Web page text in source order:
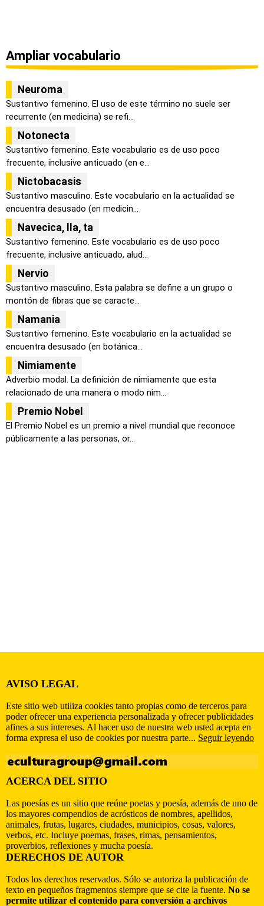
Ampliar vocabulario
Neuroma
Sustantivo femenino. El uso de este término no suele ser
recurrente (en medicina) se refi...
Notonecta
Sustantivo femenino. Este vocabulario es de uso poco
frecuente, inclusive anticuado (en e...
Nictobacasis
Sustantivo masculino. Este vocabulario en la actualidad se
encuentra desusado (en medicin...
Navecica, lla, ta
Sustantivo femenino. Este vocabulario es de uso poco
frecuente, inclusive anticuado, alud...
Nervio
Sustantivo masculino. Esta palabra se define a un grupo o
montón de fibras que se caracte...
Namania
Sustantivo femenino. Este vocabulario en la actualidad se
encuentra desusado (en botánica...
Nimiamente
Adverbio modal. La definición de nimiamente que esta
relacionado de una manera o modo nim...
Premio Nobel
El Premio Nobel es un premio a nivel mundial que reconoce
públicamente a las personas, or...
AVISO LEGAL
Este sitio web utiliza cookies tanto propias como de terceros para
poder ofrecer una experiencia personalizada y ofrecer publicidades
afines a sus intereses. Al hacer uso de nuestra web usted acepta en
forma expresa el uso de cookies por nuestra parte... Seguir leyendo
ACERCA DEL SITIO
Las poesías es un sitio que reúne poetas y poesía, además de uno de
los mayores compendios de acrósticos de nombres, apellidos,
animales, frutas, lugares, ciudades, municipios, cosas, valores,
verbos, etc. Incluye poemas, frases, rimas, pensamientos,
proverbios, reflexiones y mucha poesía.
DERECHOS DE AUTOR
Todos los derechos reservados. Sólo se autoriza la publicación de
texto en pequeños fragmentos siempre que se cite la fuente. No se
permite utilizar el contenido para conversión a archivos